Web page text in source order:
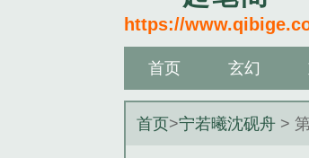
https://
首页 玄幻
首页>宁若曦沈砚舟 >